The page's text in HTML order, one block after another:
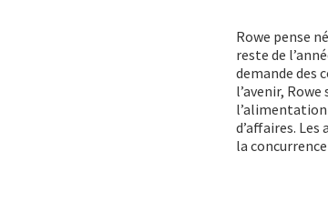
Rowe pense
reste de
demande des
l’avenir,
l’alimentation
d’affaires.
la